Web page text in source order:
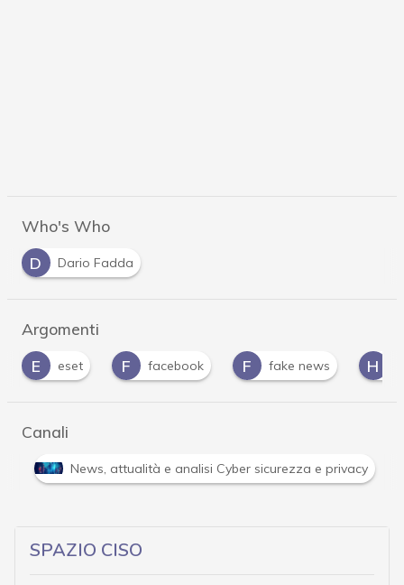
Who's Who
D
Dario Fadda
Argomenti
F
facebook F fake news H Hacker
Canali
Attacchi hacker e Malware: le ultime news in tempo
SPAZIO CISO